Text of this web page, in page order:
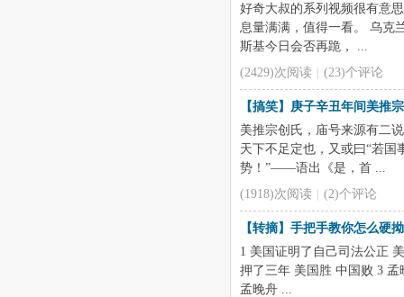
好奇大叔的系列视频很有意
息量满满，值得一看。 乌克
斯基今日会否再跪， ...
(2429)次阅读 | (23)个评论
【搞笑】庚子辛丑年间美推
美推宗创氏，庙号来源有二
天下不足定也，又或曰“若
势！”——语出《是，首 ...
(1918)次阅读 | (2)个评论
【转摘】手把手教你怎么硬
1 美国证明了自己司法公正
押了三年 美国胜 中国败 3
孟晚舟 ...